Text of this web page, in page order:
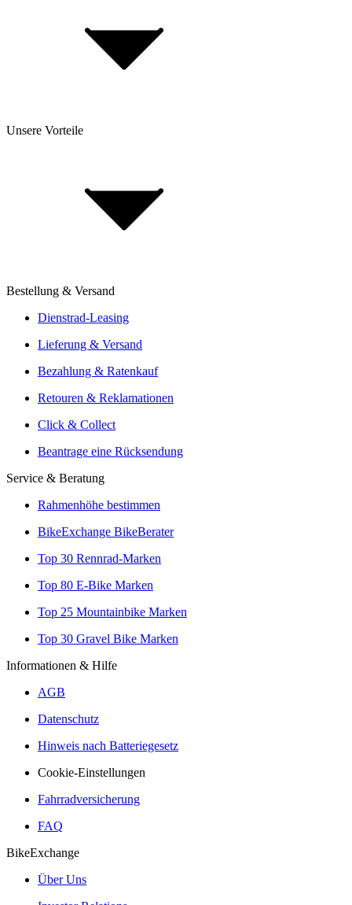
Cookie-Einstellungen
Über Uns
BikeExchange für Händler
Unsere Vorteile
Aufbau vom Fachhändler
Angebote von über 300 Shops
Versand oder Click & Collect
Reservierung & Probefahrt vor Ort
Leasingmöglichkeiten
Bestellung & Versand
Dienstrad-Leasing
Lieferung & Versand
Bezahlung & Ratenkauf
Retouren & Reklamationen
Click & Collect
Beantrage eine Rücksendung
Service & Beratung
Rahmenhöhe bestimmen
BikeExchange BikeBerater
Top 30 Rennrad-Marken
Top 80 E-Bike Marken
Top 25 Mountainbike Marken
Top 30 Gravel Bike Marken
Informationen & Hilfe
AGB
Datenschutz
Hinweis nach Batteriegesetz
Cookie-Einstellungen
Fahrradversicherung
FAQ
BikeExchange
Über Uns